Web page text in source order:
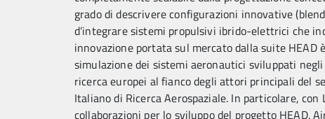
grado di descrivere configurazioni innovative
d’integrare sistemi propulsivi ibrido-elettrici che
innovazione portata sul mercato dalla suite
simulazione dei sistemi aeronautici sviluppati
ricerca europei al fianco degli attori principali del
Italiano di Ricerca Aerospaziale. In particolare,
collaborazioni per lo sviluppo del progetto HEAD.